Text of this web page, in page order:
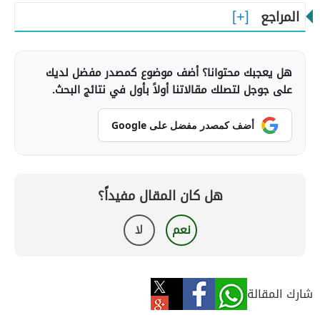
المراجع
هل يعجبك محتوانا؟ أضف موضوع كمصدر مفضل لديك
على جوجل لتصلك مقالاتنا أولاً بأول في نتائج البحث.
أضف كمصدر مفضل على Google
هل كان المقال مفيداً؟
نعم لا
شارك المقالة